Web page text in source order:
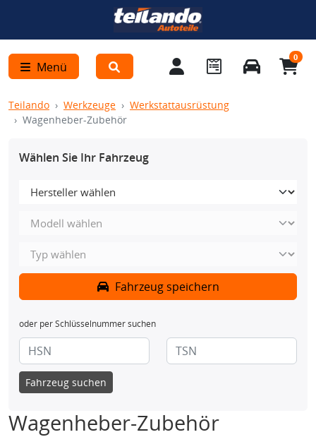
Menü
0
Teilando Werkzeuge
Werkstattausrüstung
Wagenheber-Zubehör
Wählen Sie Ihr Fahrzeug
Fahrzeug speichern
oder per Schlüsselnummer suchen
Fahrzeug suchen
Wagenheber-Zubehör